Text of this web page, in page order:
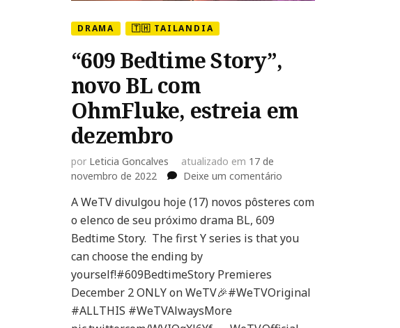
DRAMA 🇹🇭 TAILANDIA
“609 Bedtime Story”,
novo BL com
OhmFluke, estreia em
dezembro
por Leticia Goncalves atualizado em 17 de
novembro de 2022
Deixe um comentário
Bedtime
novo
BL
estreia
A WeTV divulgou hoje (17) novos pôsteres com
o elenco de seu próximo drama BL, 609
Bedtime Story. The first Y series is that you
can choose the ending by
yourself!#609BedtimeStory Premieres
December 2 ONLY on WeTV🎉#WeTVOriginal
#ALLTHIS #WeTVAlwaysMore